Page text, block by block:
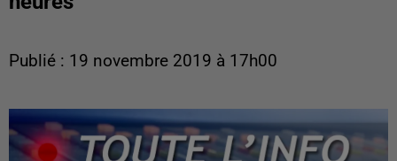
Publié : 19 novembre 2019 à 17h00